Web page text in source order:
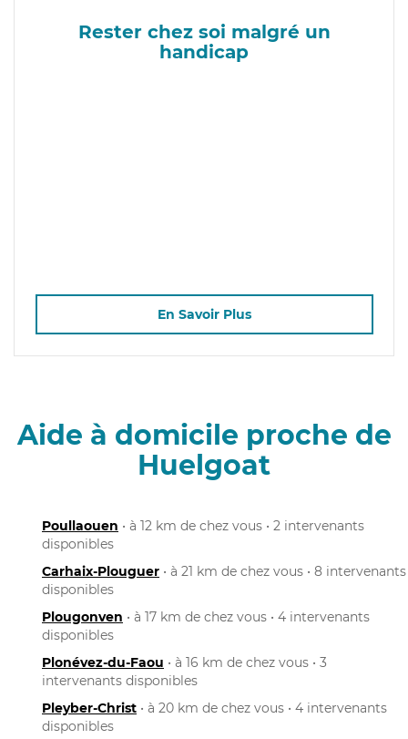
Rester chez soi malgré un
handicap
En Savoir Plus
Aide à domicile proche de
Huelgoat
Poullaouen • à 12 km de chez vous • 2 intervenants
disponibles
Carhaix-Plouguer • à 21 km de chez vous • 8 intervenants
disponibles
Plougonven • à 17 km de chez vous • 4 intervenants
disponibles
Plonévez-du-Faou • à 16 km de chez vous • 3
intervenants disponibles
Pleyber-Christ • à 20 km de chez vous • 4 intervenants
disponibles